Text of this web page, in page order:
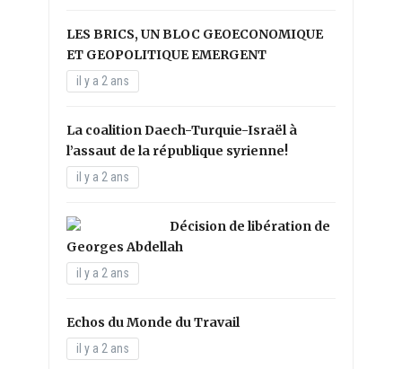
LES BRICS, UN BLOC GEOECONOMIQUE
ET GEOPOLITIQUE EMERGENT
il y a 2 ans
La coalition Daech-Turquie-Israël à
l’assaut de la république syrienne!
il y a 2 ans
Décision de libération de
Georges Abdellah
il y a 2 ans
Echos du Monde du Travail
il y a 2 ans